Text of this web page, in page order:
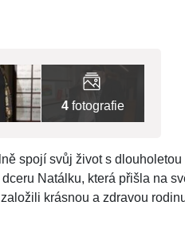
4 fotografie
spojí svůj život s dlouholetou
Natálku, která přišla na
krásnou a zdravou